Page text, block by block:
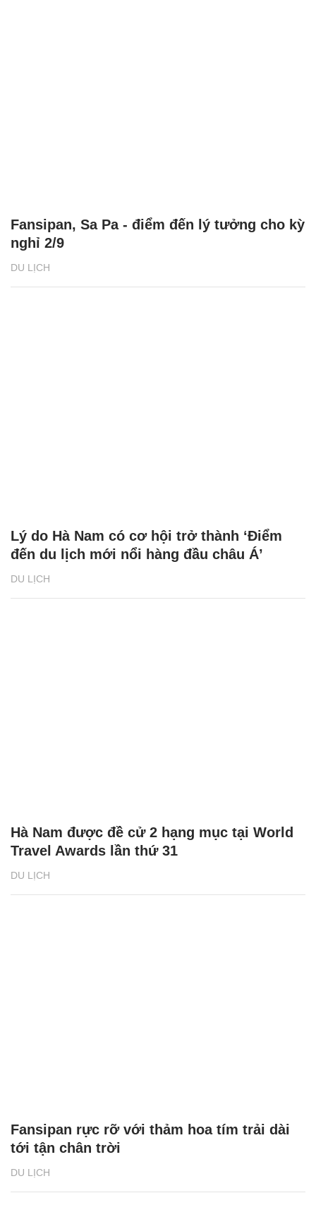
DU LỊCH
Fansipan, Sa Pa - điểm đến lý tưởng cho kỳ
nghỉ 2/9
DU LỊCH
Lý do Hà Nam có cơ hội trở thành ‘Điểm
đến du lịch mới nổi hàng đầu châu Á’
DU LỊCH
Hà Nam được đề cử 2 hạng mục tại World
Travel Awards lần thứ 31
DU LỊCH
Fansipan rực rỡ với thảm hoa tím trải dài
tới tận chân trời